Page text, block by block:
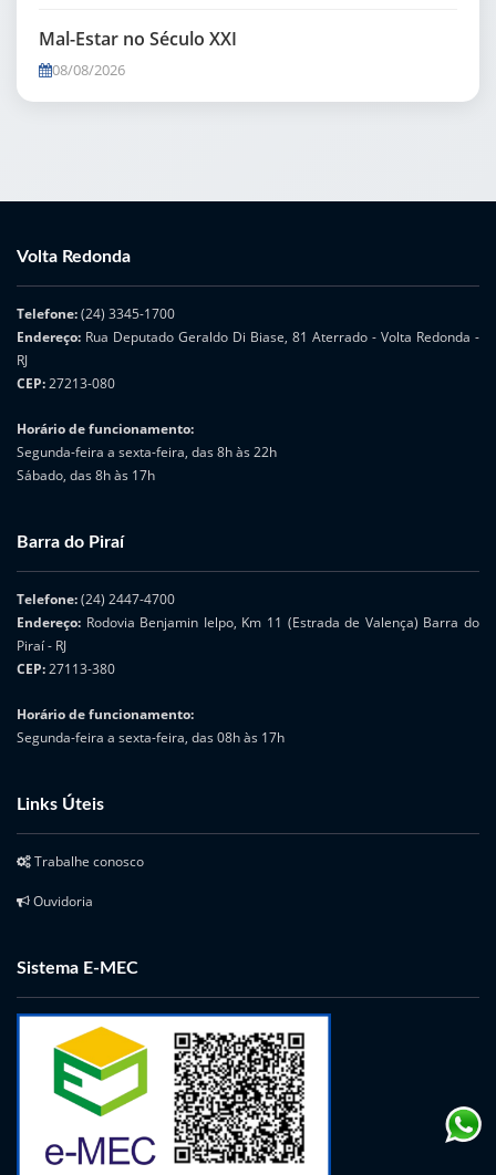
Mal-Estar no Século XXI
08/08/2026
Volta Redonda
Telefone:(24) 3345-1700
Endereço: Rua Deputado Geraldo Di Biase, 81 Aterrado - Volta Redonda -
RJ
CEP:27213-080
Horário de funcionamento:
Segunda-feira a sexta-feira, das 8h às 22h
Sábado, das 8h às 17h
Barra do Piraí
Telefone:(24) 2447-4700
Endereço: Rodovia Benjamin Ielpo, Km 11 (Estrada de Valença) Barra do
Piraí - RJ
CEP:27113-380
Horário de funcionamento:
Segunda-feira a sexta-feira, das 08h às 17h
Links Úteis
Trabalhe conosco
Ouvidoria
Sistema E-MEC